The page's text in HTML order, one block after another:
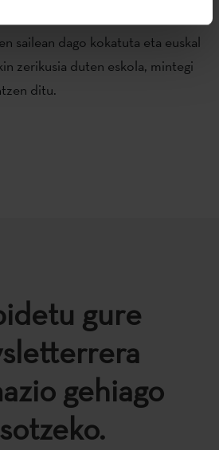
sailean dago kokatuta eta euskal
zerikusia duten eskola, mintegi
ditu.
gure
gehiago